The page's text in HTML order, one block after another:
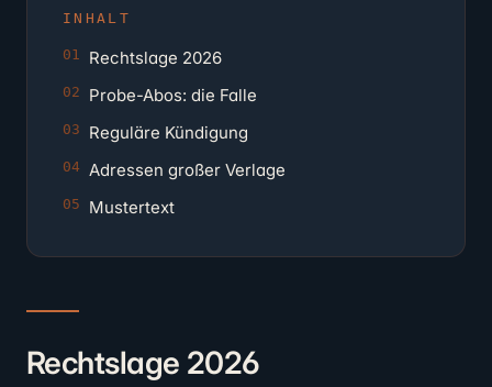
INHALT
Rechtslage 2026
Probe-Abos: die Falle
Reguläre Kündigung
Adressen großer Verlage
Mustertext
Rechtslage 2026